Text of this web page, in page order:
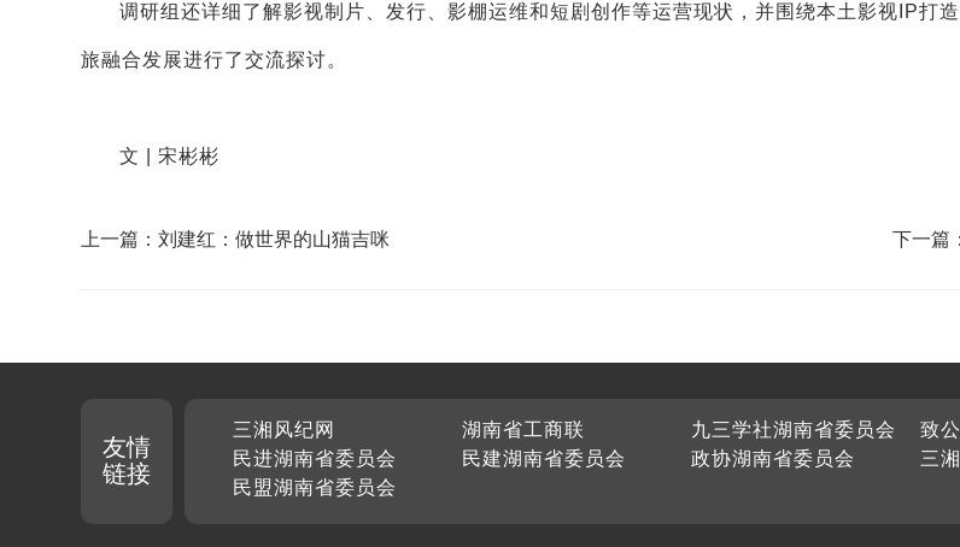
调研组还详细了解影视制片、发行、影棚运维和短剧创作等运营现状，并围绕本土影视IP打
旅融合发展进行了交流探讨。
文 | 宋彬彬
上一篇：刘建红：做世界的山猫吉咪 下一篇
友情
链接
三湘风纪网 湖南省工商联 九三学社湖南省委员会 致
民进湖南省委员会
民建湖南省委员会 政协湖南省委员会 三
民盟湖南省委员会